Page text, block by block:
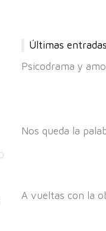
Últimas
Psicodrama y
Nos queda la
A vueltas con la